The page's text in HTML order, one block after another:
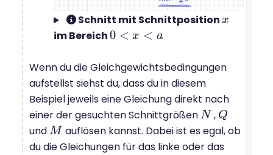
Schnitt mit Schnittposition x
x
im Bereich0 < x < a
0 <x< a
Wenn du die Gleichgewichtsbedingungen
aufstellst siehst du, dass du in diesem
Beispiel jeweils eine Gleichung direkt nach
einer der gesuchten Schnittgrößen N
N , Q
Q
und M
M auflösen kannst. Dabei ist es egal, ob
du die Gleichungen für das linke oder das